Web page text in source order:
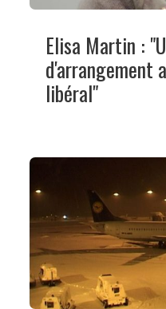
Elisa Martin :
d'arrangement
libéral"